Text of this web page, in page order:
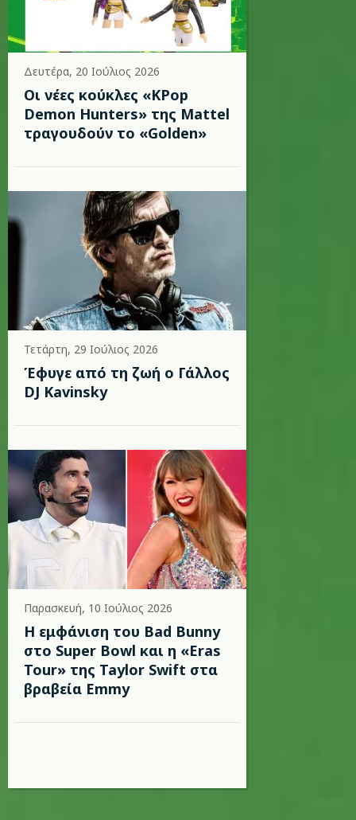
Δευτέρα, 20 Ιούλιος 2026
Οι νέες κούκλες «KPop
Demon Hunters» της Mattel
τραγουδούν το «Golden»
Τετάρτη, 29 Ιούλιος 2026
Έφυγε από τη ζωή ο Γάλλος
DJ Kavinsky
Παρασκευή, 10 Ιούλιος 2026
Η εμφάνιση του Bad Bunny
στο Super Bowl και η «Eras
Tour» της Taylor Swift στα
βραβεία Emmy